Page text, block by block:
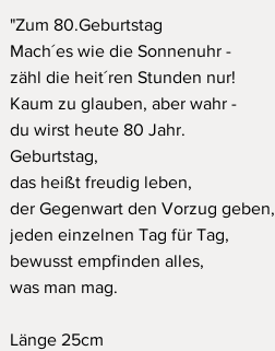
"Zum 80.Geburtstag
Mach´es wie die Sonnenuhr -
zähl die heit´ren Stunden nur!
Kaum zu glauben, aber wahr -
du wirst heute 80 Jahr.
Geburtstag,
das heißt freudig leben,
der Gegenwart den Vorzug geben,
jeden einzelnen Tag für Tag,
bewusst empfinden alles,
was man mag.
Länge 25cm